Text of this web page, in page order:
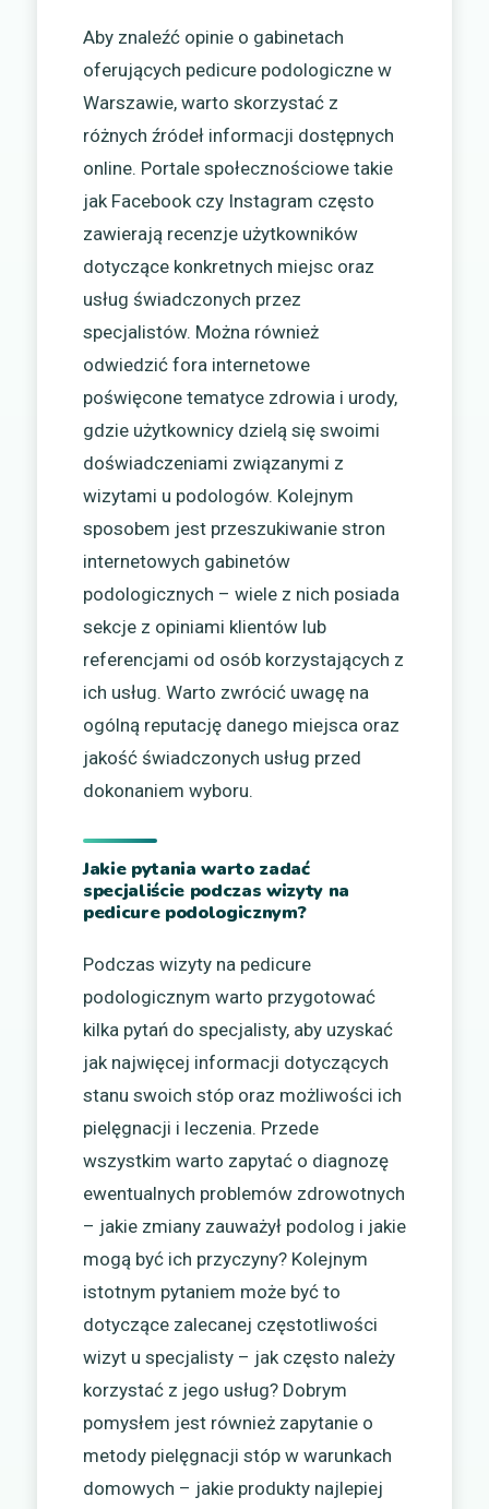
Aby znaleźć opinie o gabinetach
oferujących pedicure podologiczne w
Warszawie, warto skorzystać z
różnych źródeł informacji dostępnych
online. Portale społecznościowe takie
jak Facebook czy Instagram często
zawierają recenzje użytkowników
dotyczące konkretnych miejsc oraz
usług świadczonych przez
specjalistów. Można również
odwiedzić fora internetowe
poświęcone tematyce zdrowia i urody,
gdzie użytkownicy dzielą się swoimi
doświadczeniami związanymi z
wizytami u podologów. Kolejnym
sposobem jest przeszukiwanie stron
internetowych gabinetów
podologicznych – wiele z nich posiada
sekcje z opiniami klientów lub
referencjami od osób korzystających z
ich usług. Warto zwrócić uwagę na
ogólną reputację danego miejsca oraz
jakość świadczonych usług przed
dokonaniem wyboru.
Jakie pytania warto zadać
specjaliście podczas wizyty na
pedicure podologicznym?
Podczas wizyty na pedicure
podologicznym warto przygotować
kilka pytań do specjalisty, aby uzyskać
jak najwięcej informacji dotyczących
stanu swoich stóp oraz możliwości ich
pielęgnacji i leczenia. Przede
wszystkim warto zapytać o diagnozę
ewentualnych problemów zdrowotnych
– jakie zmiany zauważył podolog i jakie
mogą być ich przyczyny? Kolejnym
istotnym pytaniem może być to
dotyczące zalecanej częstotliwości
wizyt u specjalisty – jak często należy
korzystać z jego usług? Dobrym
pomysłem jest również zapytanie o
metody pielęgnacji stóp w warunkach
domowych – jakie produkty najlepiej